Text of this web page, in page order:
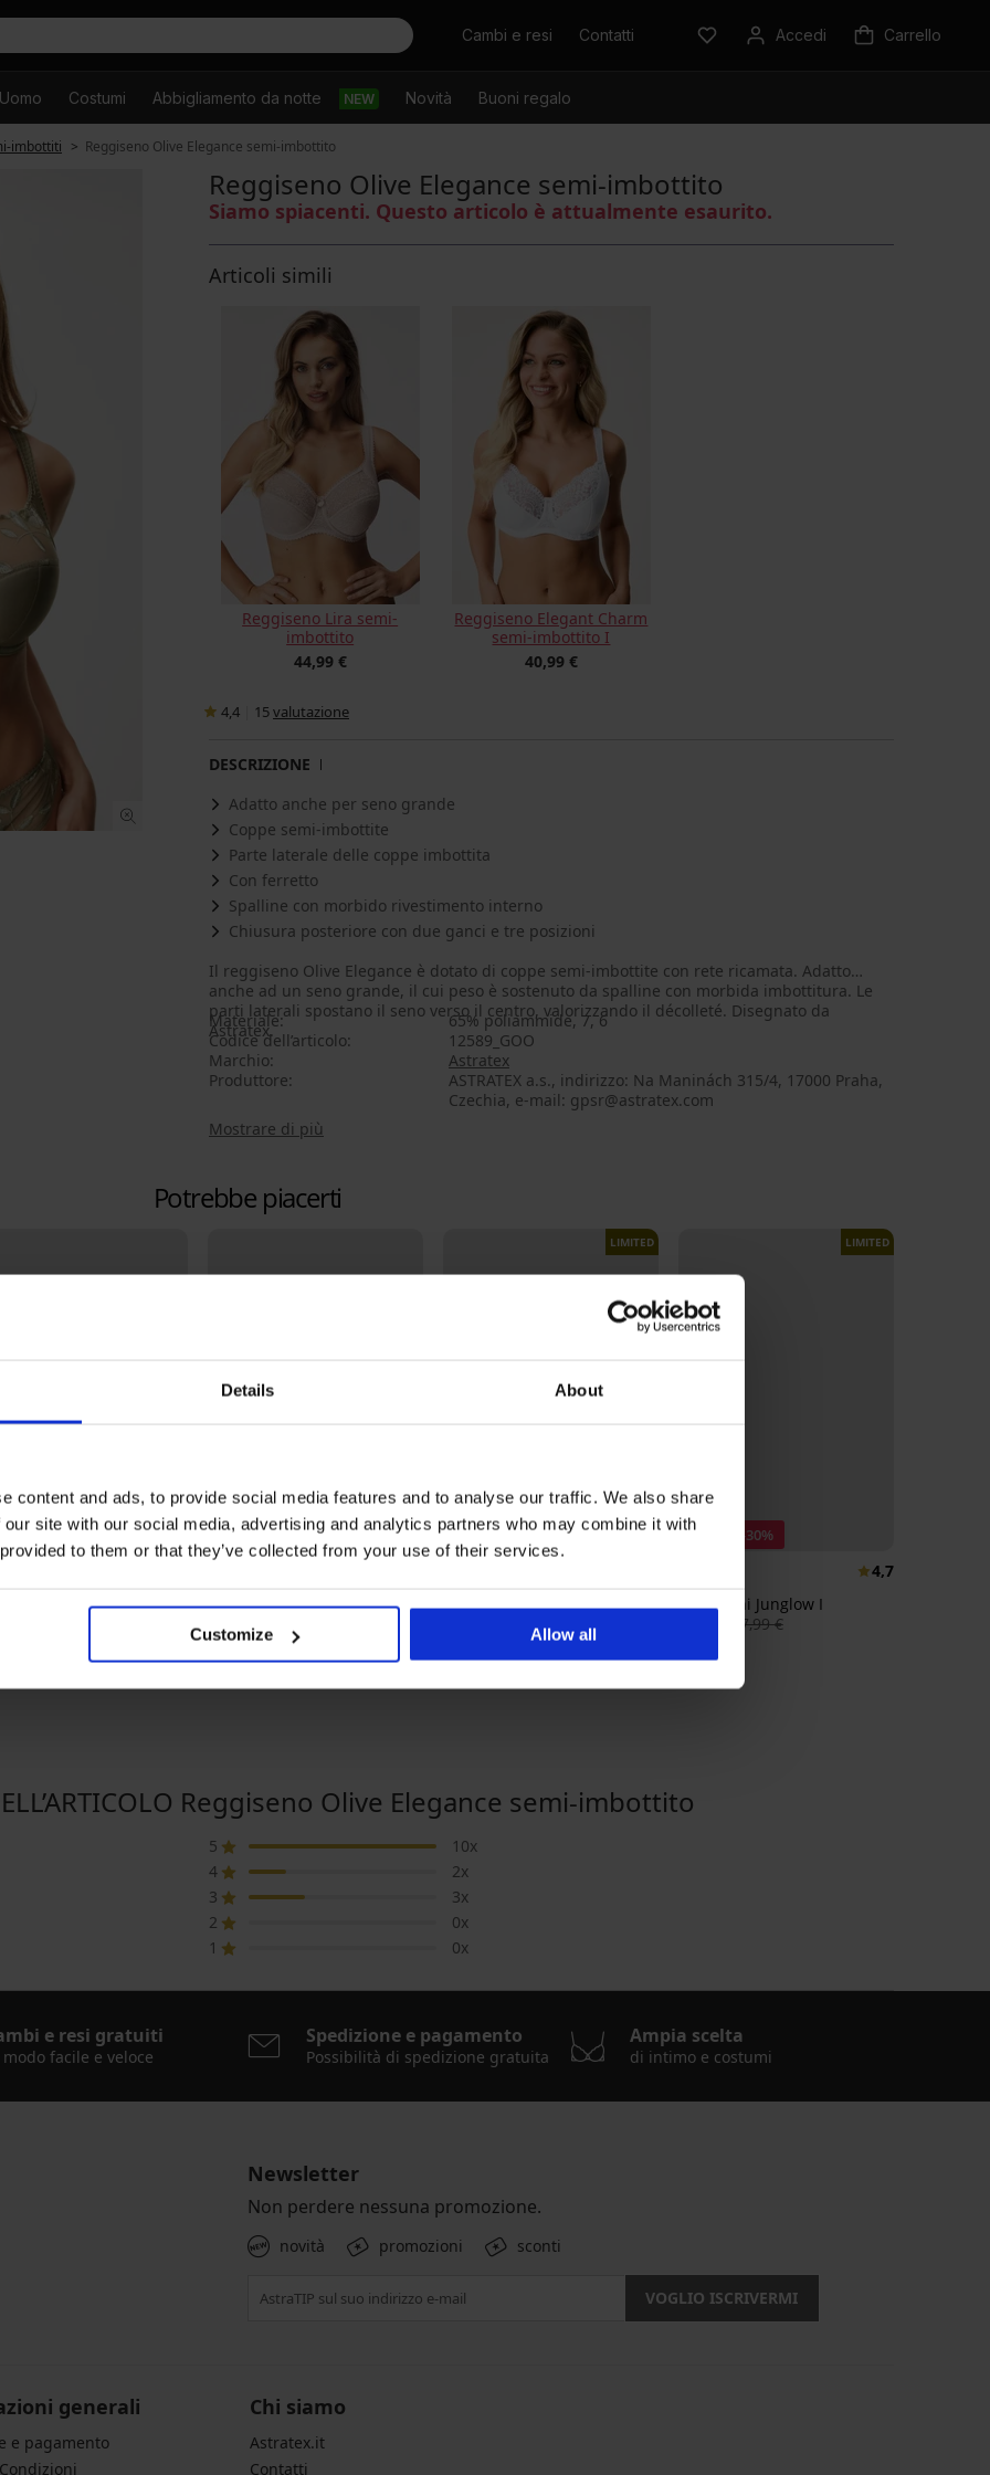
Details About
content and ads, to provide social media features and to analyse our traffic. We also share
site with our social media, advertising and analytics partners who may combine it with
to them or that they’ve collected from your use of their services.
Customize Allow all
CercareCambi e resi Contatti Accedi Carrello
Uomo Costumi Abbigliamento da notte NEW Novità Buoni regalo
imbottiti Reggiseno Olive Elegance semi-imbottito
Reggiseno Olive Elegance semi-imbottito
Siamo spiacenti. Questo articolo è attualmente esaurito.
Articoli simili
Reggiseno Lira semi-
imbottito
44,99 €
Reggiseno Elegant Charm
semi-imbottito I
40,99 €
4,4 15valutazione
DESCRIZIONE
Adatto anche per seno grande
Coppe semi-imbottite
Parte laterale delle coppe imbottita
Con ferretto
Spalline con morbido rivestimento interno
Chiusura posteriore con due ganci e tre posizioni
Il reggiseno Olive Elegance è dotato di coppe semi-imbottite con rete ricamata. Adatto
anche ad un seno grande, il cui peso è sostenuto da spalline con morbida imbottitura. Le
parti laterali spostano il seno verso il centro, valorizzando il décolleté. Disegnato da
Astratex.
Materiale
65% poliammide, 7, 6
Codice dell’articolo
12589_GOO
Marchio
Astratex
Produttore
ASTRATEX a.s., indirizzo: Na Maninách 315/4, 17000 Praha,
Czechia, e-mail: gpsr@astratex.com
Mostrare di più
Potrebbe piacerti
WELCOME20
minimizzer
WELCOME20
-20% WELCOME20
Bestseller
Slip a brasiliana DIVA by IVA
16,99 €
13,59 €
codice:
Sconto -40%
LIMITED
Costume a pantaloncino
Sconto -30%
LIMITED
4,7
Top bikini Junglow I
27,99 €
Reggiseno Olive Elegance semi-imbottito
5
10x
4
2x
3
3x
2
0x
1
0x
e resi gratuiti
facile e veloce
Spedizione e pagamento
Possibilità di spedizione gratuita
Ampia scelta
di intimo e costumi
Newsletter
Non perdere nessuna promozione.
novità promozioni sconti
VOGLIO ISCRIVERMI
generali
e pagamento
Chi siamo
Astratex.it
Contatti